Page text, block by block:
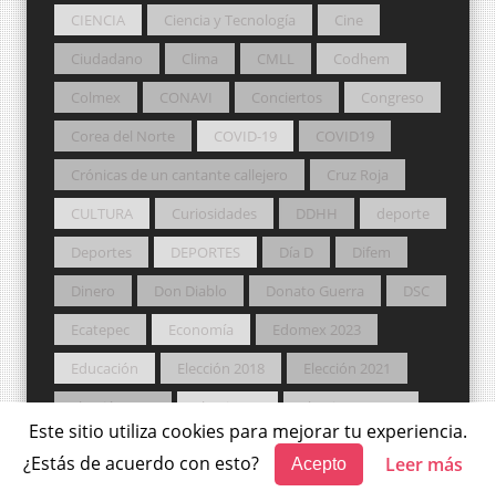
Este sitio utiliza cookies para mejorar tu experiencia.
¿Estás de acuerdo con esto?
Acepto Leer más
CIENCIA
Ciencia y Tecnología
Cine
Ciudadano
Clima CMLL
Codhem
Colmex
CONAVI Conciertos
Congreso
Corea del Norte
COVID-19
COVID19
Crónicas de un cantante callejero
Cruz Roja
CULTURA
Curiosidades DDHH
deporte
Deportes
DEPORTES Día D
Difem
Dinero
Don Diablo Donato Guerra
DSC
Ecatepec
Economía
Edomex 2023
Educación
Elección 2018
Elección 2021
Elección2019
elecciones
Elecciones 2021
Eliel Navas
Empleos
Estado